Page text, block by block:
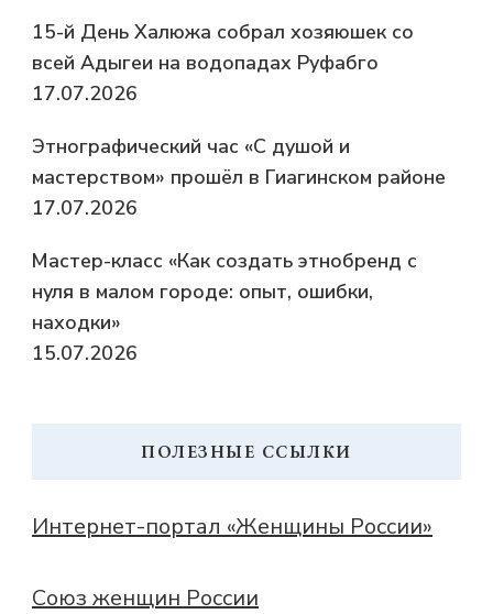
15-й День Халюжа собрал хозяюшек со
всей Адыгеи на водопадах Руфабго
17.07.2026
Этнографический час «С душой и
мастерством» прошёл в Гиагинском районе
17.07.2026
Мастер-класс «Как создать этнобренд с
нуля в малом городе: опыт, ошибки,
находки»
15.07.2026
ПОЛЕЗНЫЕ ССЫЛКИ
Интернет-портал «Женщины России»
Союз женщин России